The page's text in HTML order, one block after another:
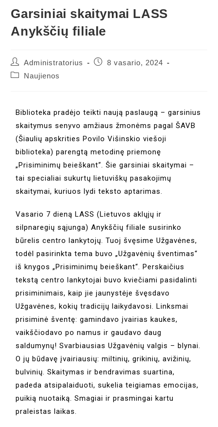
Garsiniai skaitymai LASS
Anykščių filiale
Administratorius
8 vasario, 2024
Naujienos
Biblioteka pradėjo teikti naują paslaugą – garsinius
skaitymus senyvo amžiaus žmonėms pagal ŠAVB
(Šiaulių apskrities Povilo Višinskio viešoji
biblioteka) parengtą metodinę priemonę
„Prisiminimų beieškant“. Šie garsiniai skaitymai –
tai specialiai sukurtų lietuviškų pasakojimų
skaitymai, kuriuos lydi teksto aptarimas.
Vasario 7 dieną LASS (Lietuvos aklųjų ir
silpnaregių sąjunga) Anykščių filiale susirinko
būrelis centro lankytojų. Tuoj švęsime Užgavėnes,
todėl pasirinkta tema buvo „Užgavėnių šventimas“
iš knygos „Prisiminimų beieškant“. Perskaičius
tekstą centro lankytojai buvo kviečiami pasidalinti
prisiminimais, kaip jie jaunystėje švęsdavo
Užgavėnes, kokių tradicijų laikydavosi. Linksmai
prisiminė šventę: gamindavo įvairias kaukes,
vaikščiodavo po namus ir gaudavo daug
saldumynų! Svarbiausias Užgavėnių valgis – blynai.
O jų būdavę įvairiausių: miltinių, grikinių, avižinių,
bulvinių. Skaitymas ir bendravimas suartina,
padeda atsipalaiduoti, sukelia teigiamas emocijas,
puikią nuotaiką. Smagiai ir prasmingai kartu
praleistas laikas.